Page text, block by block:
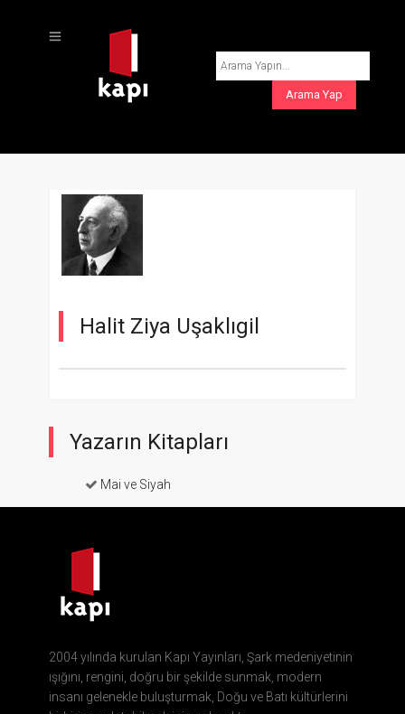
Halit Ziya Uşaklıgil
Yazarın Kitapları
Mai ve Siyah
2004 yılında kurulan Kapı Yayınları, Şark medeniyetinin
ışığını, rengini, doğru bir şekilde sunmak, modern
insanı gelenekle buluşturmak, Doğu ve Batı kültürlerini